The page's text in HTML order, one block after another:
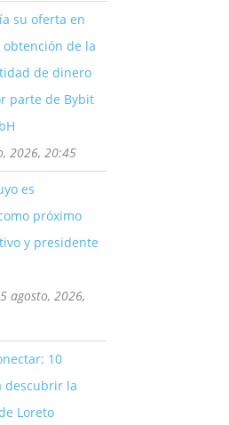
su oferta en
de la
de dinero
parte de Bybit
2026, 20:45
es
próximo
y presidente
agosto, 2026,
10
descubrir la
Loreto